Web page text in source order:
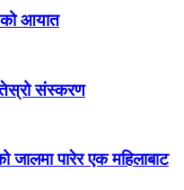
आयात
संस्करण
पारेर एक महिलाबाट